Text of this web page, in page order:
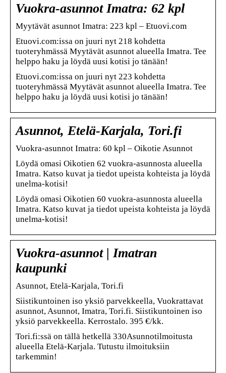
Vuokra-asunnot Imatra: 62 kpl
Myytävät asunnot Imatra: 223 kpl – Etuovi.com
Etuovi.com:issa on juuri nyt 218 kohdetta
tuoteryhmässä Myytävät asunnot alueella Imatra. Tee
helppo haku ja löydä uusi kotisi jo tänään!
Etuovi.com:issa on juuri nyt 223 kohdetta
tuoteryhmässä Myytävät asunnot alueella Imatra. Tee
helppo haku ja löydä uusi kotisi jo tänään!
Asunnot, Etelä-Karjala, Tori.fi
Vuokra-asunnot Imatra: 60 kpl – Oikotie Asunnot
Löydä omasi Oikotien 62 vuokra-asunnosta alueella
Imatra. Katso kuvat ja tiedot upeista kohteista ja löydä
unelma-kotisi!
Löydä omasi Oikotien 60 vuokra-asunnosta alueella
Imatra. Katso kuvat ja tiedot upeista kohteista ja löydä
unelma-kotisi!
Vuokra-asunnot | Imatran
kaupunki
Asunnot, Etelä-Karjala, Tori.fi
Siistikuntoinen iso yksiö parvekkeella, Vuokrattavat
asunnot, Asunnot, Imatra, Tori.fi. Siistikuntoinen iso
yksiö parvekkeella. Kerrostalo. 395 €/kk.
Tori.fi:ssä on tällä hetkellä 330Asunnotilmoitusta
alueella Etelä-Karjala. Tutustu ilmoituksiin
tarkemmin!